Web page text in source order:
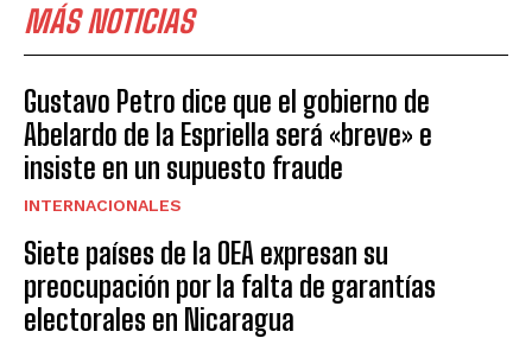
MÁS NOTICIAS
Gustavo Petro dice que el gobierno de
Abelardo de la Espriella será «breve» e
insiste en un supuesto fraude
INTERNACIONALES
Siete países de la OEA expresan su
preocupación por la falta de garantías
electorales en Nicaragua